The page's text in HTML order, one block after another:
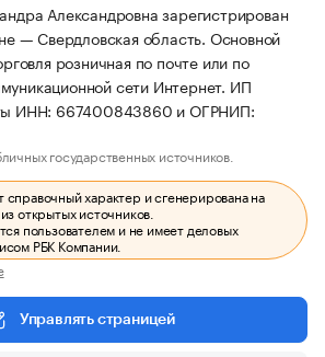
Александровна зарегистрирован
— Свердловская область. Основной
розничная по почте или по
сети Интернет. ИП
ИНН: 667400843860 и ОГРНИП:
государственных источников.
характер и сгенерирована на
открытых источников.
пользователем и не имеет деловых
РБК Компании.
Управлять страницей